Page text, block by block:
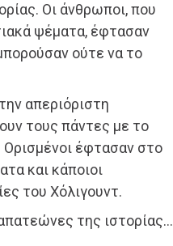
Οι άνθρωποι, που
ψέματα, έφτασαν
ούτε να το
απεριόριστη
τους πάντες με το
Ορισμένοι έφτασαν στο
και κάποιοι
του Χόλιγουντ.
της ιστορίας…